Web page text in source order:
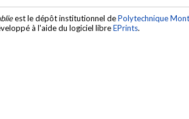
est le dépôt institutionnel dePolytechnique
à l'aide du logiciel libreEPrints.